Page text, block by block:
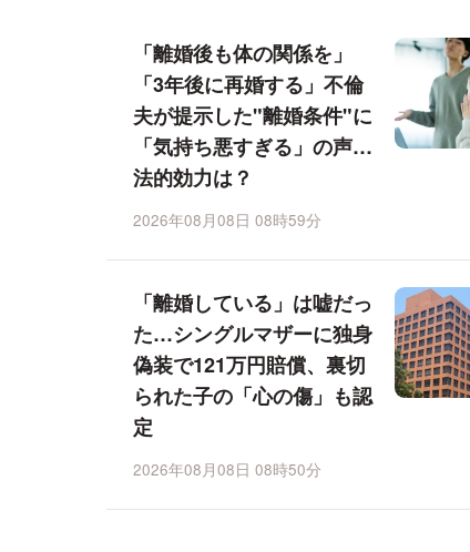
「離婚後も体の関係を」
「3年後に再婚する」不倫
夫が提示した"離婚条件"に
「気持ち悪すぎる」の声…
法的効力は？
2026年08月08日 08時59分
「離婚している」は嘘だっ
た…シングルマザーに独身
偽装で121万円賠償、裏切
られた子の「心の傷」も認
定
2026年08月08日 08時50分